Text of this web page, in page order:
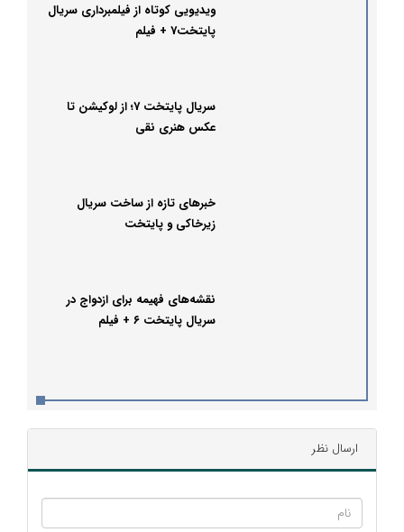
ویدیویی کوتاه از فیلمبرداری سریال
پایتخت7 + فیلم
سریال پایتخت 7؛ از لوکیشن تا
عکس هنری نقی
خبرهای تازه از ساخت سریال
زیرخاکی و پایتخت
نقشه‌های فهیمه برای ازدواج در
سریال پایتخت ۶ + فیلم
ارسال نظر